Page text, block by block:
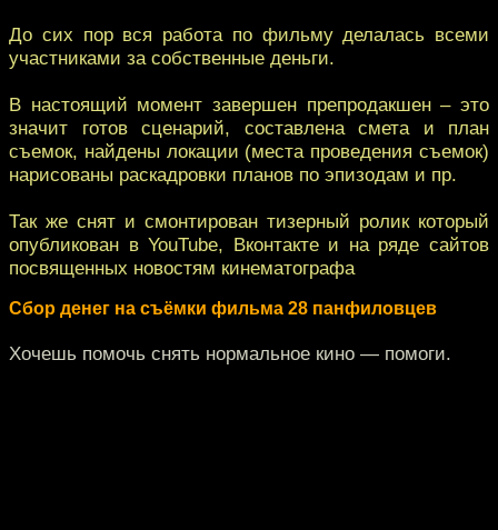
До сих пор вся работа по фильму делалась всеми
участниками за собственные деньги.
В настоящий момент завершен препродакшен – это
значит готов сценарий, составлена смета и план
съемок, найдены локации (места проведения съемок)
нарисованы раскадровки планов по эпизодам и пр.
Так же снят и смонтирован тизерный ролик который
опубликован в YouTube, Вконтакте и на ряде сайтов
посвященных новостям кинематографа
Сбор денег на съёмки фильма 28 панфиловцев
Хочешь помочь снять нормальное кино — помоги.